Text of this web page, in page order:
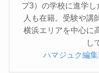
プ3）の学校に進学
人も在籍。受験や講
横浜エリアを中心に
し
ハマジュク編